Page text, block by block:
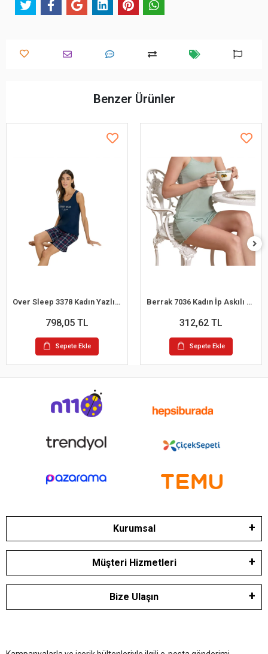
Benzer Ürünler
Over Sleep 3378 Kadın Yazlık Süprem Şort Pijama Takım (M-L-XL-XXL)
798,05 TL
Sepete Ekle
Berrak 7036 Kadın İp Askılı Şortlu Pijama Takım
312,62 TL
Sepete Ekle
Kurumsal
Müşteri Hizmetleri
Bize Ulaşın